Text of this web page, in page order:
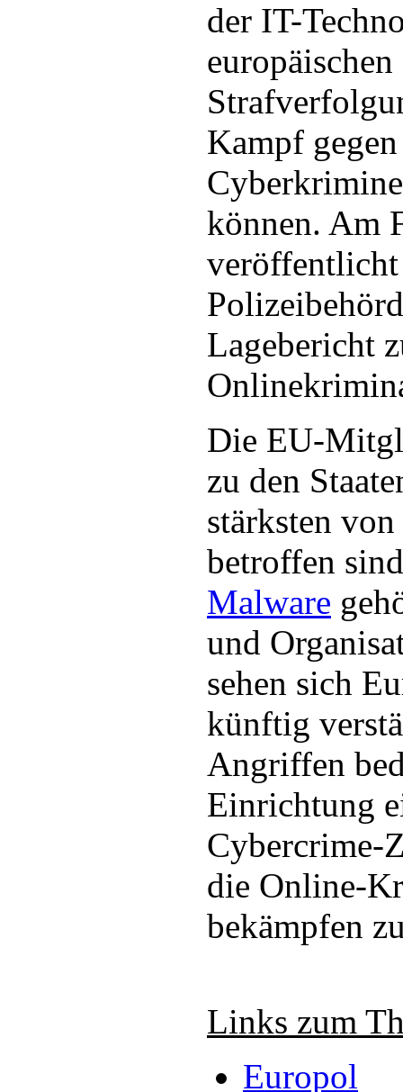
der IT-
europäischen
Kampf
können. Am
veröffentlicht
Lagebericht
Die EU-
zu den
stärksten
betroffen
Malware
und
sehen sich
künftig
Angriffen
Einrichtung
Cybercrime-
die Online-
bekämpfen
Links zum
Europol